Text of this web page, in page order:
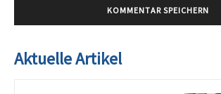
Aktuelle Artikel